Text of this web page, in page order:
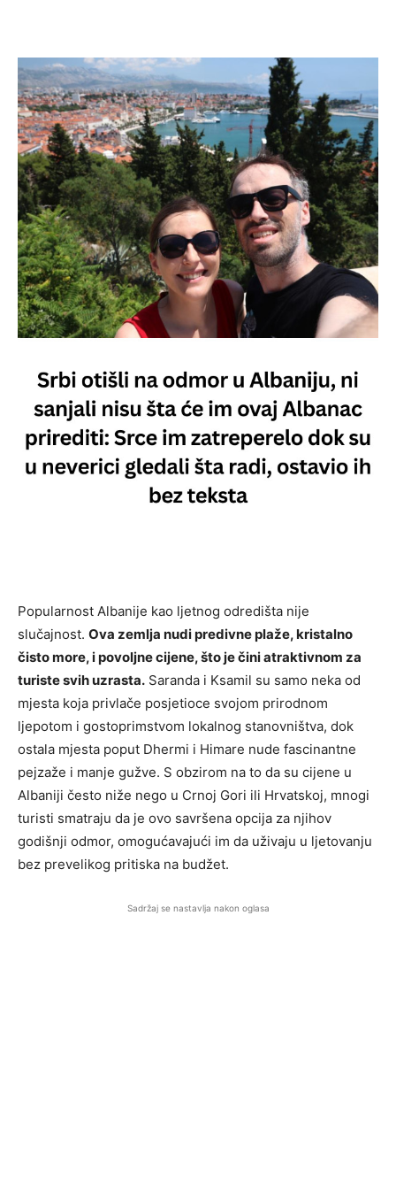
Popularnost Albanije kao ljetnog odredišta nije
slučajnost. Ova zemlja nudi predivne plaže, kristalno
čisto more, i povoljne cijene, što je čini atraktivnom za
turiste svih uzrasta. Saranda i Ksamil su samo neka od
mjesta koja privlače posjetioce svojom prirodnom
ljepotom i gostoprimstvom lokalnog stanovništva, dok
ostala mjesta poput Dhermi i Himare nude fascinantne
pejzaže i manje gužve. S obzirom na to da su cijene u
Albaniji često niže nego u Crnoj Gori ili Hrvatskoj, mnogi
turisti smatraju da je ovo savršena opcija za njihov
godišnji odmor, omogućavajući im da uživaju u ljetovanju
bez prevelikog pritiska na budžet.
Sadržaj se nastavlja nakon oglasa